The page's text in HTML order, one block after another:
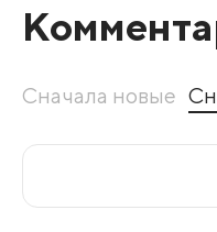
Сначала новые